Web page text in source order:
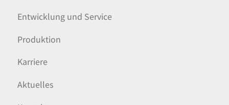
Entwicklung und Service
Produktion
Karriere
Aktuelles